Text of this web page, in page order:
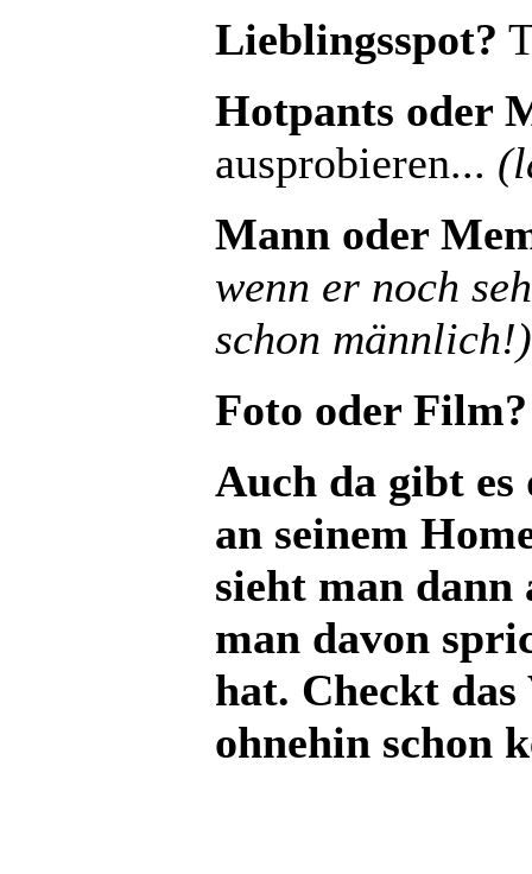
Lieblingsspot?
Hotpants oder
ausprobieren...
Mann oder
wenn er noch
schon männlich!)
Foto oder Film?
Auch da gibt es
an seinem
sieht man dann
man davon
hat. Checkt
ohnehin schon